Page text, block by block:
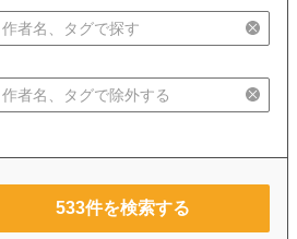
533件を検索する